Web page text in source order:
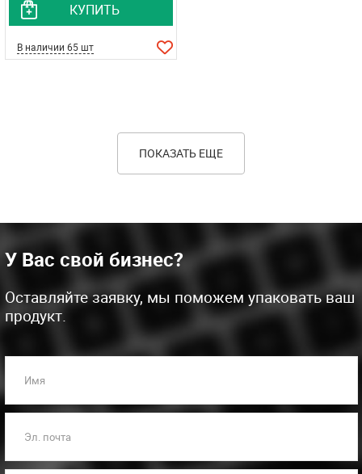
КУПИТЬ
В наличии 65 шт
ПОКАЗАТЬ ЕЩЕ
У Вас свой бизнес?
Оставляйте заявку, мы поможем упаковать ваш
продукт.
Имя
Эл. почта